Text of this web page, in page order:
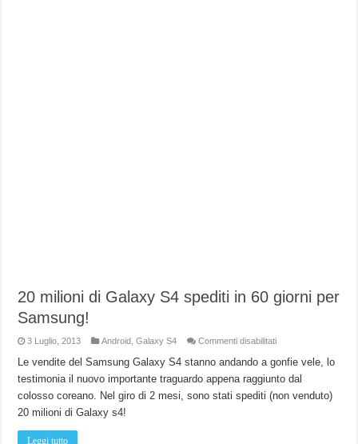
20 milioni di Galaxy S4 spediti in 60 giorni per
Samsung!
3 Luglio, 2013 Android ,Galaxy S4 Commenti disabilitatisu
milioni
Galaxy
spediti
Le vendite del Samsung Galaxy S4 stanno andando a gonfie vele, lo
testimonia il nuovo importante traguardo appena raggiunto dal
colosso coreano. Nel giro di 2 mesi, sono stati spediti (non venduto)
20 milioni di Galaxy s4!
Leggi tutto